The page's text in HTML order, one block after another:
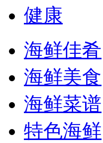
健康
海鲜佳肴
海鲜美食
海鲜菜谱
特色海鲜